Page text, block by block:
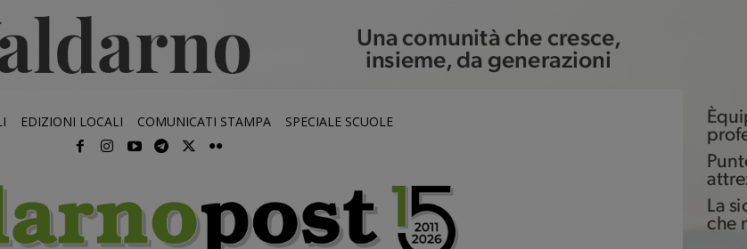
EDIZIONI LOCALI COMUNICATI STAMPA SPECIALE SCUOLE